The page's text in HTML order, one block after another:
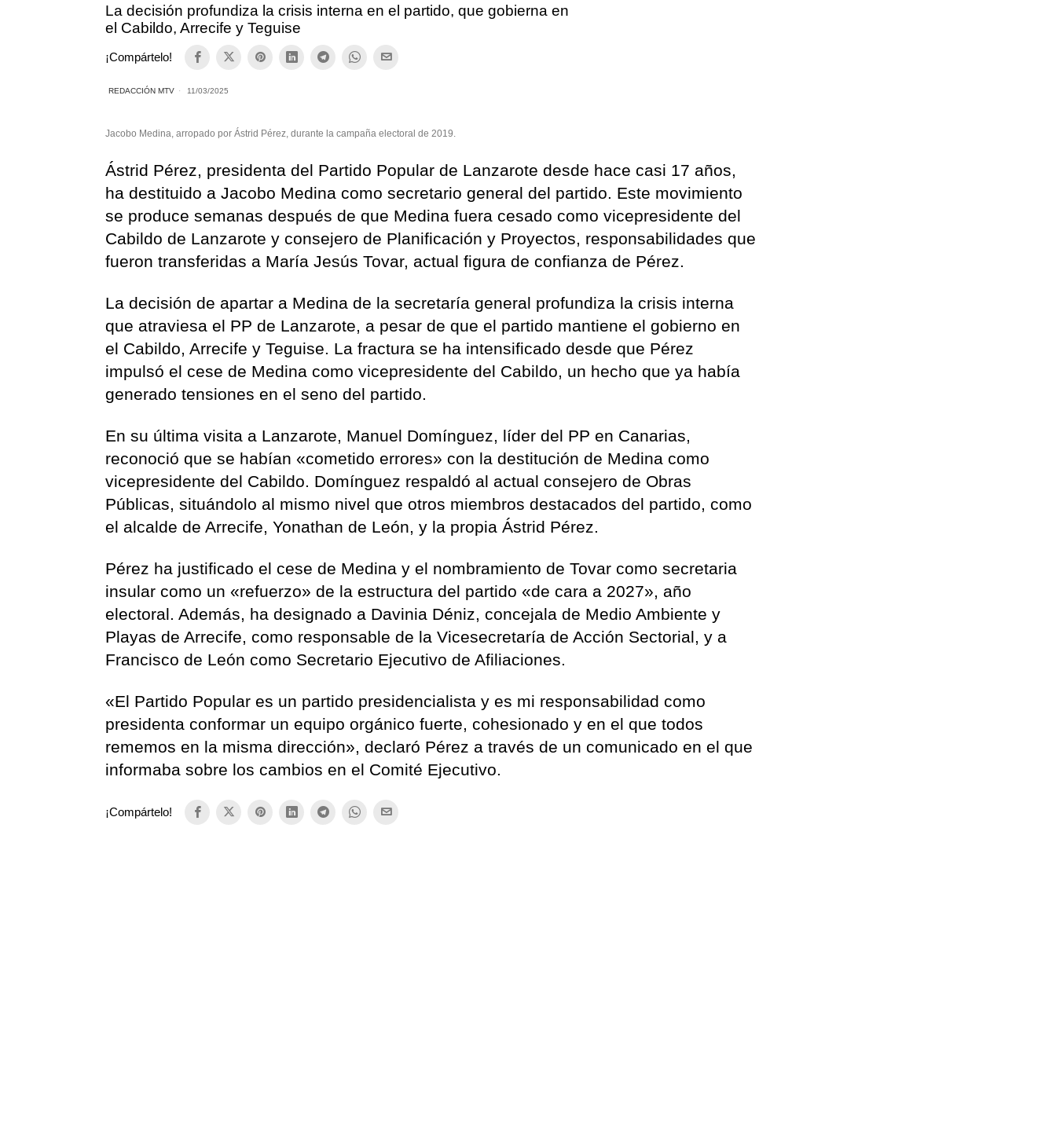
La decisión profundiza la crisis interna en el partido, que gobierna en
el Cabildo, Arrecife y Teguise
¡Compártelo!
REDACCIÓN MTV 11/03/2025
Jacobo Medina, arropado por Ástrid Pérez, durante la campaña electoral de 2019.
Ástrid Pérez, presidenta del Partido Popular de Lanzarote desde hace casi 17 años,
ha destituido a Jacobo Medina como secretario general del partido. Este movimiento
se produce semanas después de que Medina fuera cesado como vicepresidente del
Cabildo de Lanzarote y consejero de Planificación y Proyectos, responsabilidades que
fueron transferidas a María Jesús Tovar, actual figura de confianza de Pérez.
La decisión de apartar a Medina de la secretaría general profundiza la crisis interna
que atraviesa el PP de Lanzarote, a pesar de que el partido mantiene el gobierno en
el Cabildo, Arrecife y Teguise. La fractura se ha intensificado desde que Pérez
impulsó el cese de Medina como vicepresidente del Cabildo, un hecho que ya había
generado tensiones en el seno del partido.
En su última visita a Lanzarote, Manuel Domínguez, líder del PP en Canarias,
reconoció que se habían «cometido errores» con la destitución de Medina como
vicepresidente del Cabildo. Domínguez respaldó al actual consejero de Obras
Públicas, situándolo al mismo nivel que otros miembros destacados del partido, como
el alcalde de Arrecife, Yonathan de León, y la propia Ástrid Pérez.
Pérez ha justificado el cese de Medina y el nombramiento de Tovar como secretaria
insular como un «refuerzo» de la estructura del partido «de cara a 2027», año
electoral. Además, ha designado a Davinia Déniz, concejala de Medio Ambiente y
Playas de Arrecife, como responsable de la Vicesecretaría de Acción Sectorial, y a
Francisco de León como Secretario Ejecutivo de Afiliaciones.
«El Partido Popular es un partido presidencialista y es mi responsabilidad como
presidenta conformar un equipo orgánico fuerte, cohesionado y en el que todos
rememos en la misma dirección», declaró Pérez a través de un comunicado en el que
informaba sobre los cambios en el Comité Ejecutivo.
¡Compártelo!